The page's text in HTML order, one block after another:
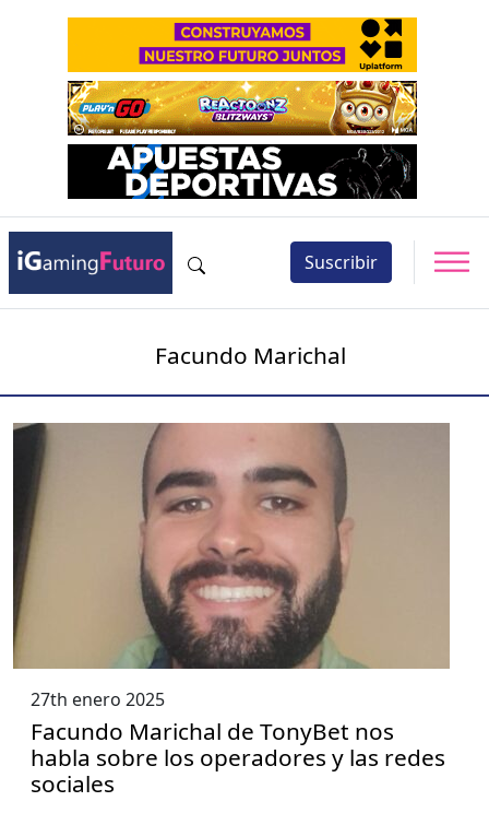
Suscribir
Facundo Marichal
27th enero 2025
Facundo Marichal de TonyBet nos
habla sobre los operadores y las redes
sociales